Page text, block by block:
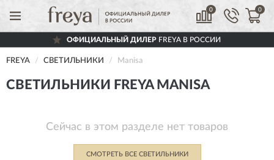
0 0
ОФИЦИАЛЬНЫЙ ДИЛЕРFREYA В РОССИИ
FREYA СВЕТИЛЬНИКИ Manisa
СВЕТИЛЬНИКИ FREYA MANISA
Сейчас в этом разделе нет товаров
СМОТРЕТЬ ВСЕ СВЕТИЛЬНИКИ